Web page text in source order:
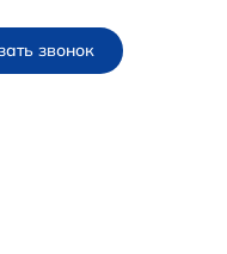
звонок